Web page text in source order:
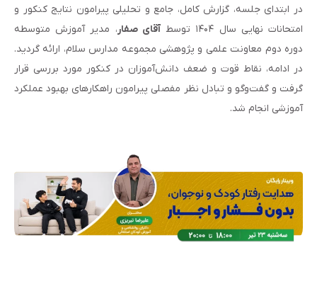
در ابتدای جلسه، گزارش کامل، جامع و تحلیلی پیرامون نتایج کنکور و
امتحانات نهایی سال ۱۴۰۴ توسط
آقای صفار، مدیر آموزش متوسطه
دوره دوم معاونت علمی و پژوهشی مجموعه مدارس سلام، ارائه گردید.
در ادامه، نقاط قوت و ضعف دانش‌آموزان در کنکور مورد بررسی قرار
گرفت و گفت‌وگو و تبادل نظر مفصلی پیرامون راهکارهای بهبود عملکرد
آموزشی انجام شد.